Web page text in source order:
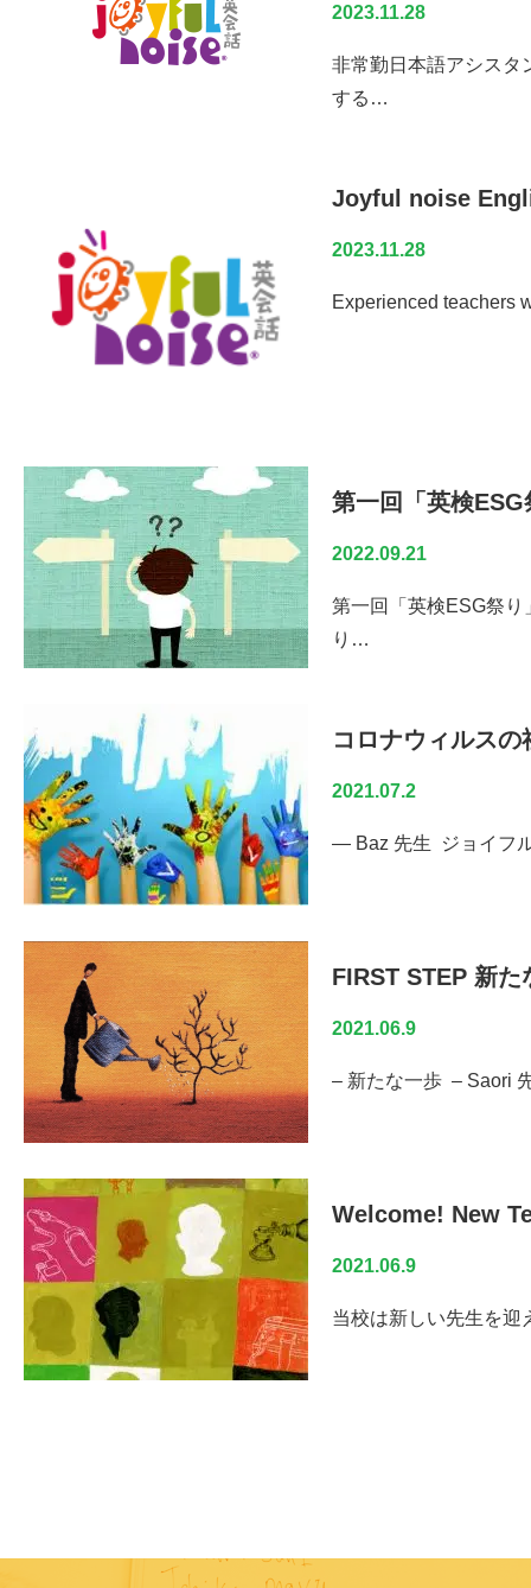
2023.11.28
非常勤日本語アシスタ
する…
Joyful noise
2023.11.28
Experienced teachers
第一回「英検
2022.09.21
第一回「英検ESG祭
り…
コロナウィルス
2021.07.2
— Baz 先生 ジョイフ
FIRST STEP 新
2021.06.9
– 新たな一歩 – Saori
Welcome! New
2021.06.9
当校は新しい先生を